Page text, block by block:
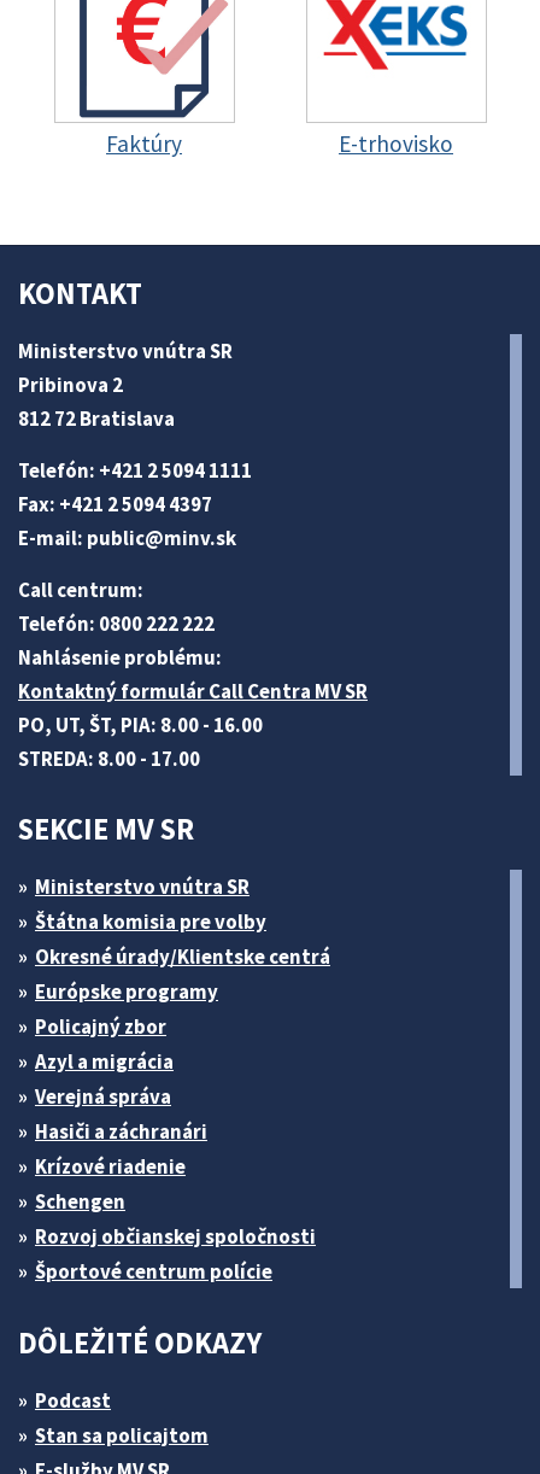
Faktúry E-trhovisko
KONTAKT
Ministerstvo vnútra SR
Pribinova 2
812 72 Bratislava
Telefón: +421 2 5094 1111
Fax: +421 2 5094 4397
E-mail: public@minv.sk
Call centrum:
Telefón: 0800 222 222
Nahlásenie problému:
Kontaktný formulár Call Centra MV SR
PO, UT, ŠT, PIA: 8.00 - 16.00
STREDA: 8.00 - 17.00
SEKCIE MV SR
Ministerstvo vnútra SR
Štátna komisia pre volby
Okresné úrady/Klientske centrá
Európske programy
Policajný zbor
Azyl a migrácia
Verejná správa
Hasiči a záchranári
Krízové riadenie
Schengen
Rozvoj občianskej spoločnosti
Športové centrum polície
DÔLEŽITÉ ODKAZY
Podcast
Stan sa policajtom